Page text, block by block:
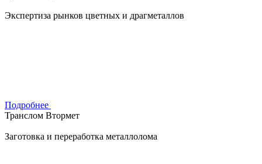
Экспертиза рынков цветных и драгметаллов
Подробнее
Транслом Втормет
Заготовка и переработка металлолома